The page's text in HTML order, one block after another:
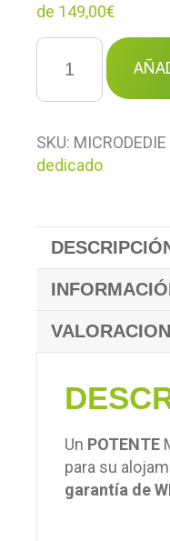
de 149,00€
Alojamiento
WordPress
servidor
micro
SKU: MICRODEDIE
dedicado
Un POTENTE
para su
garantía de